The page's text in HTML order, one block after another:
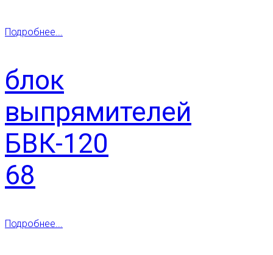
Подробнее...
блок
выпрямителей
БВК-120
68
Подробнее...